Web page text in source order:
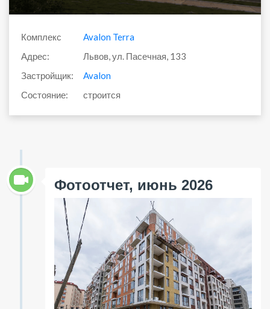
Комплекс
Avalon Terra
Адрес:
Львов, ул. Пасечная, 133
Застройщик:
Avalon
Состояние:
строится
Фотоотчет, июнь 2026